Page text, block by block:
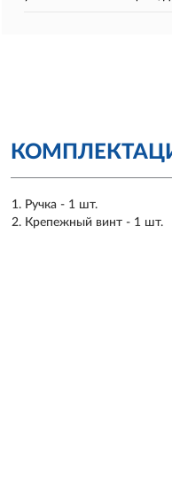
Ручка - 1 шт.
Крепежный винт - 1 шт.